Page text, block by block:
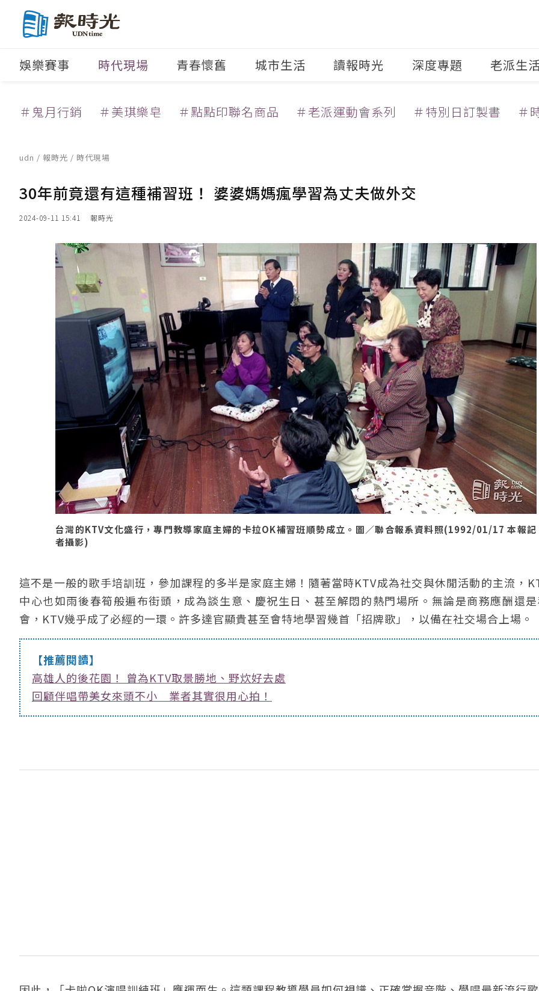
娛樂賽事 時代現場 青春懷舊 城市生活 讀報時光 深度專題 老派生
＃鬼月行銷 ＃美琪樂皂 ＃點點印聯名商品 ＃老派運動會系列 ＃特別日訂製書 ＃
udn / 報時光 / 時代現場
30年前竟還有這種補習班！ 婆婆媽媽瘋學習為丈夫做外交
2024-09-11 15:41 報時光
台灣的KTV文化盛行，專門教導家庭主婦的卡拉OK補習班順勢成立。圖／聯合報系資料照(1992/01/17 本報記
者攝影)
這不是一般的歌手培訓班，參加課程的多半是家庭主婦！隨著當時KTV成為社交與休閒活動的主流，
中心也如雨後春筍般遍布街頭，成為談生意、慶祝生日、甚至解悶的熱門場所。無論是商務應酬還
會，KTV幾乎成了必經的一環。許多達官顯貴甚至會特地學習幾首「招牌歌」，以備在社交場合上場。
【推薦閱讀】
高雄人的後花園！ 曾為KTV取景勝地、野炊好去處
回顧伴唱帶美女來頭不小 業者其實很用心拍！